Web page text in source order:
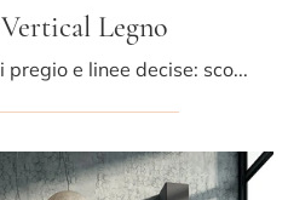
Vertical Legno
Finiture di pregio e linee decise: scopri la libreria Vertical Legno di Arrital tra le più originali Librerie moderne componibili.